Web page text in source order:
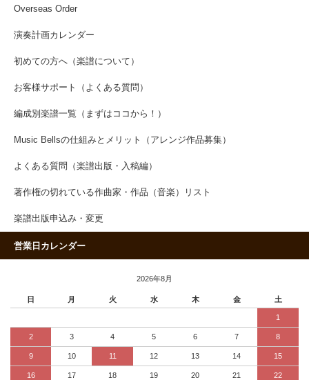
Overseas Order
演奏計画カレンダー
初めての方へ（楽譜について）
お客様サポート（よくある質問）
編成別楽譜一覧（まずはココから！）
Music Bellsの仕組みとメリット（アレンジ作品募集）
よくある質問（楽譜出版・入稿編）
著作権の切れている作曲家・作品（音楽）リスト
楽譜出版申込み・変更
営業日カレンダー
2026年8月
日 月 火 水 木 金 土
1
2 3 4 5 6 7 8
9 10 11 12 13 14 15
16 17 18 19 20 21 22